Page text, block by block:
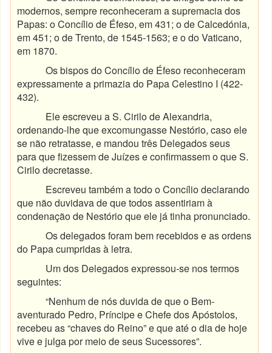
modernos, sempre reconheceram a supremacia dos
Papas: o Concílio de Éfeso, em 431; o de Calcedónia,
em 451; o de Trento, de 1545-1563; e o do Vaticano,
em 1870.
Os bispos do Concílio de Éfeso reconheceram
expressamente a primazia do Papa Celestino I (422-
432).
Ele escreveu a S. Cirilo de Alexandria,
ordenando-lhe que excomungasse Nestório, caso ele
se não retratasse, e mandou três Delegados seus
para que fizessem de Juízes e confirmassem o que S.
Cirilo decretasse.
Escreveu também a todo o Concílio declarando
que não duvidava de que todos assentiriam à
condenação de Nestório que ele já tinha pronunciado.
Os delegados foram bem recebidos e as ordens
do Papa cumpridas à letra.
Um dos Delegados expressou-se nos termos
seguintes:
“Nenhum de nós duvida de que o Bem-
aventurado Pedro, Príncipe e Chefe dos Apóstolos,
recebeu as “chaves do Reino” e que até o dia de hoje
vive e julga por meio de seus Sucessores”.